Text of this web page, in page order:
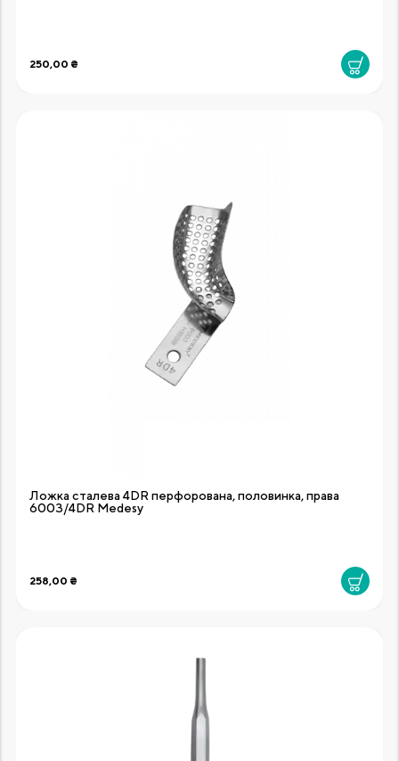
250,00 ₴
Ложка сталева 4DR перфорована, половинка, права
6003/4DR Medesy
258,00 ₴